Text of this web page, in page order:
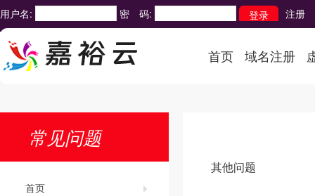
用户名: 密 码: 注册
首页 域名注册
常见问题
首页
其他问题